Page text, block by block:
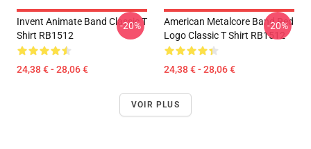
Invent Animate Band Classic T
Shirt RB1512
24,38 € - 28,06 €
-20%
American Metalcore Band Red
Logo Classic T Shirt RB1512
24,38 € - 28,06 €
-20%
VOIR PLUS